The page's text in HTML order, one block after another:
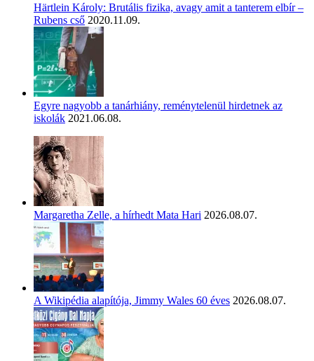
Härtlein Károly: Brutális fizika, avagy amit a tanterem elbír –
Rubens cső 2020.11.09.
Egyre nagyobb a tanárhiány, reménytelenül hirdetnek az
iskolák 2021.06.08.
Margaretha Zelle, a hírhedt Mata Hari 2026.08.07.
A Wikipédia alapítója, Jimmy Wales 60 éves 2026.08.07.